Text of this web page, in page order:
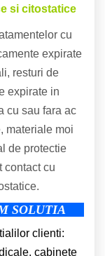
si citostatice
cu
expirate
resturi de
expirate in
cu sau fara ac
materiale moi
de protectie
contact cu
SOLUTIA
clienti:
cabinete